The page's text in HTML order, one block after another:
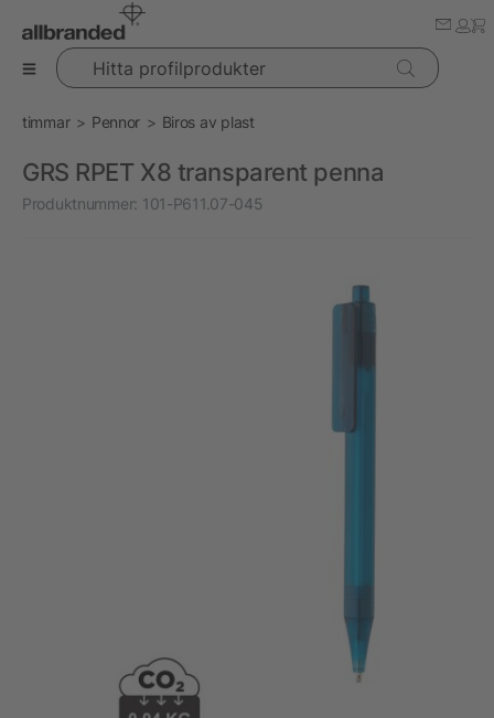
Hitta profilprodukter
timmar Pennor Biros av plast
GRS RPET X8 transparent penna
Produktnummer: 101-P611.07-045